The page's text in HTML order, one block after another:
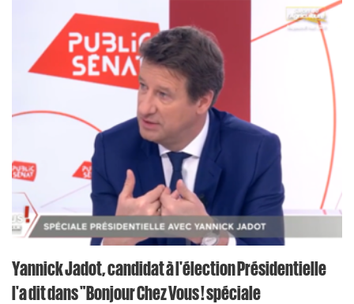
Yannick Jadot, candidat à l'élection Présidentielle
l'a dit dans "Bonjour Chez Vous ! spéciale